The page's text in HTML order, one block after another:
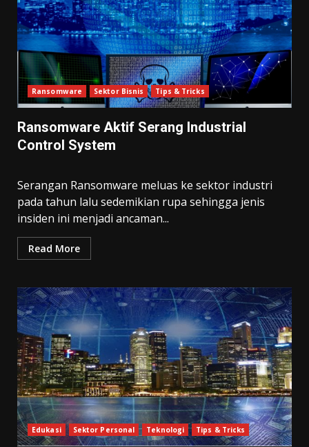
Ransomware Sektor Bisnis Tips & Tricks
Ransomware Aktif Serang Industrial
Control System
Serangan Ransomware meluas ke sektor industri
pada tahun lalu sedemikian rupa sehingga jenis
insiden ini menjadi ancaman...
Read More
Edukasi Sektor Personal Teknologi Tips & Tricks